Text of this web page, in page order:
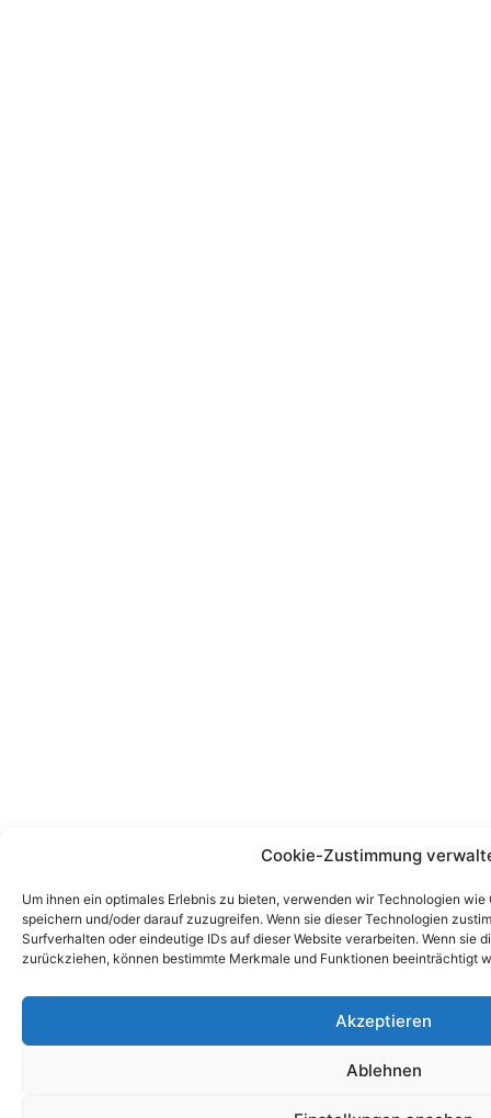
Cookie-Zustimmung
Um ihnen ein optimales Erlebnis zu bieten, verwenden wir Technologien
speichern und/oder darauf zuzugreifen. Wenn sie dieser Technologien
Surfverhalten oder eindeutige IDs auf dieser Website verarbeiten. Wenn sie
zurückziehen, können bestimmte Merkmale und Funktionen beeinträchtigt
Akzeptieren
Ablehnen